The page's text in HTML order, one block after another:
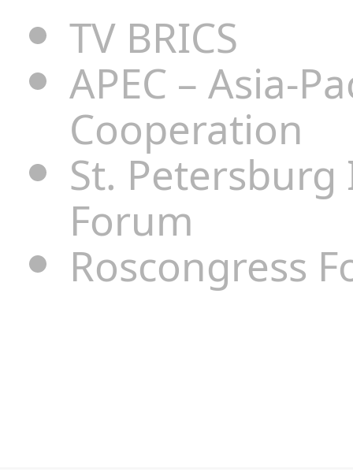
TV BRICS
APEC – Asia-
Cooperation
St.
Forum
Roscongress